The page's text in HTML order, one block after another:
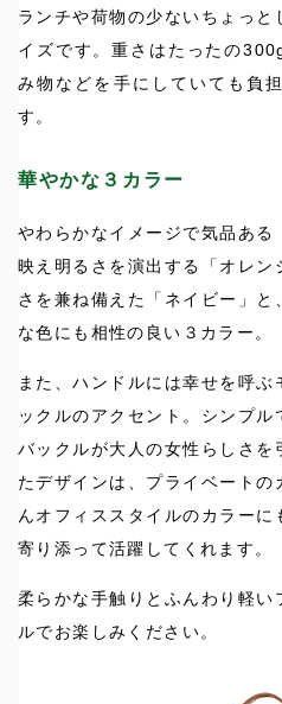
ランチや荷物の少ないちょっ
イズです。重さはたったの
み物などを手にしていても負
す。
華やかな３カラー
やわらかなイメージで気品ある
映え明るさを演出する「オレン
さを兼ね備えた「ネイビー」
な色にも相性の良い３カラー。
また、ハンドルには幸せを呼
ックルのアクセント。シンプ
バックルが大人の女性らしさ
たデザインは、プライベートの
んオフィススタイルのカラー
寄り添って活躍してくれます。
柔らかな手触りとふんわり軽い
ルでお楽しみください。